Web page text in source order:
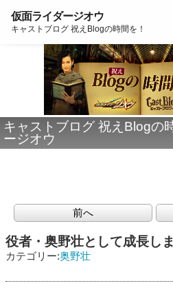
仮面ライダージオウ
キャストブログ 祝えBlogの時間を！
キャストブログ 祝えBlogの
ージオウ
前へ
役者・奥野壮として成長し
カテゴリー:奥野壮